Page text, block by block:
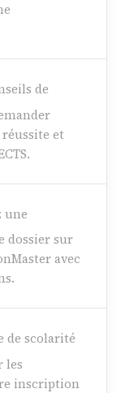
de
et
une
dossier sur
avec
de scolarité
les
inscription